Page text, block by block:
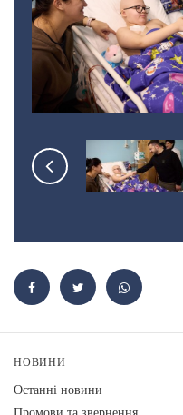
НОВИНИ
Останні новини